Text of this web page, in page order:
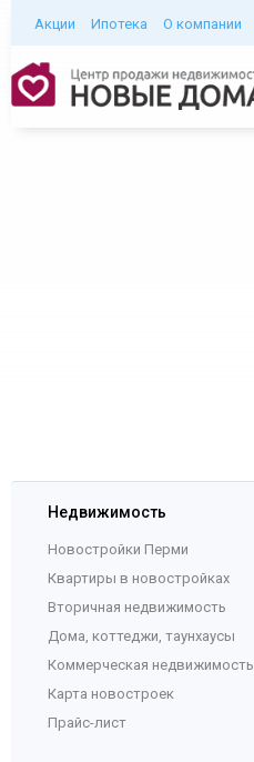
Акции Ипотека О компании
Недвижимость
Новостройки Перми
Квартиры в новостройках
Вторичная недвижимость
Дома, коттеджи, таунхаусы
Коммерческая недвижимость
Карта новостроек
Прайс-лист